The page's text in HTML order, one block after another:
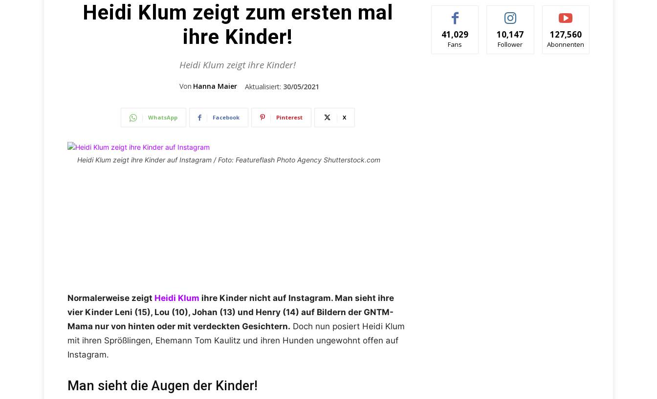
Heidi Klum zeigt zum ersten mal
ihre Kinder!
Heidi Klum zeigt ihre Kinder!
Von Hanna Maier Aktualisiert: 30/05/2021
WhatsApp Facebook Pinterest X
Heidi Klum zeigt ihre Kinder auf Instagram / Foto: Featureflash Photo Agency Shutterstock.com
Normalerweise zeigt Heidi Klum ihre Kinder nicht auf Instagram. Man sieht ihre
vier Kinder Leni (15), Lou (10), Johan (13) und Henry (14) auf Bildern der GNTM-
Mama nur von hinten oder mit verdeckten Gesichtern. Doch nun posiert Heidi Klum
mit ihren Sprößlingen, Ehemann Tom Kaulitz und ihren Hunden ungewohnt offen auf
Instagram.
Man sieht die Augen der Kinder!
41,029
Fans
10,147
Follower
127,560
Abonnenten